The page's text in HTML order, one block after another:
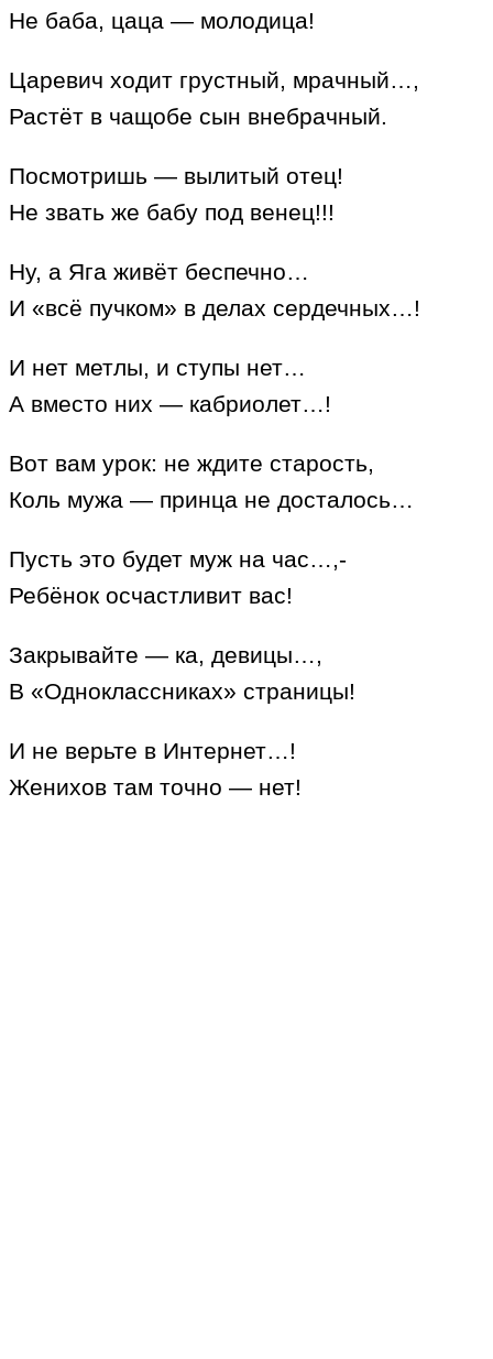
Не баба, цаца — молодица!
Царевич ходит грустный, мрачный…,
Растёт в чащобе сын внебрачный.
Посмотришь — вылитый отец!
Не звать же бабу под венец!!!
Ну, а Яга живёт беспечно…
И «всё пучком» в делах сердечных…!
И нет метлы, и ступы нет…
А вместо них — кабриолет…!
Вот вам урок: не ждите старость,
Коль мужа — принца не досталось…
Пусть это будет муж на час…,-
Ребёнок осчастливит вас!
Закрывайте — ка, девицы…,
В «Одноклассниках» страницы!
И не верьте в Интернет…!
Женихов там точно — нет!